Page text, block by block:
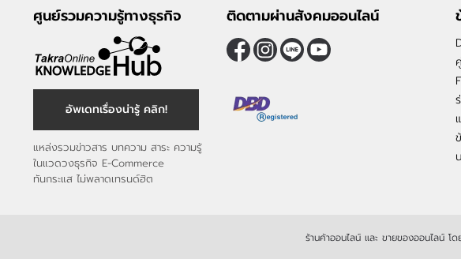
ศูนย์รวมความรู้ทางธุรกิจ
อัพเดทเรื่องน่ารู้ คลิก!
แหล่งรวมข่าวสาร บทความ สาระ ความรู้
ในแวดวงธุรกิจ E-Commerce
ทันกระแส ไม่พลาดเทรนด์ฮิต
ติดตามผ่านสังคมออนไลน์
ร้านค้าออนไลน์ และ ขายของออนไลน์ โด